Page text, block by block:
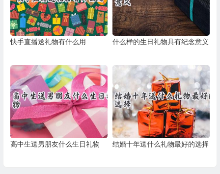
快手直播送礼物有什么用 什么样的生日礼物具有纪念意义
高中生送男朋友什么生日礼物 结婚十年送什么礼物最好的选择